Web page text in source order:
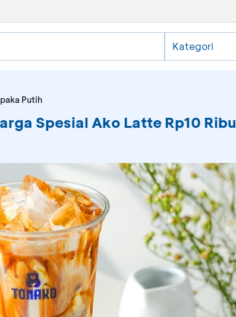
Kategori
Putih
Spesial Ako Latte Rp10 Ribu